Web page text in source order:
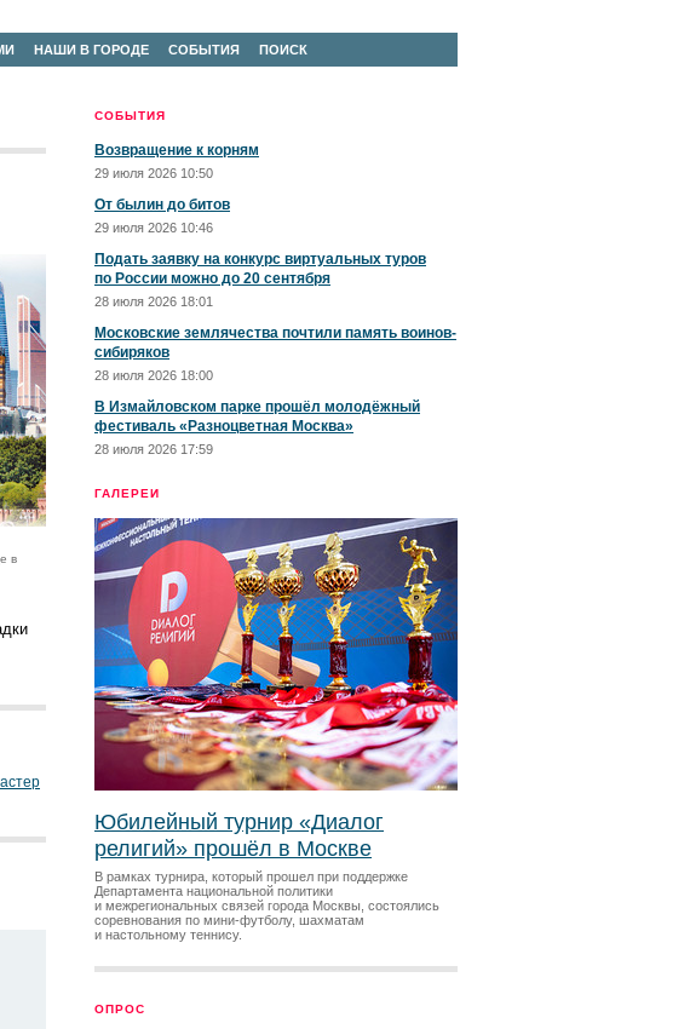
НАШИ В ГОРОДЕ СОБЫТИЯ ПОИСК
СОБЫТИЯ
Возвращение к корням
29 июля 2026 10:50
От былин до битов
29 июля 2026 10:46
Подать заявку на конкурс виртуальных туров
по России можно до 20 сентября
28 июля 2026 18:01
Московские землячества почтили память воинов-
сибиряков
28 июля 2026 18:00
В Измайловском парке прошёл молодёжный
фестиваль «Разноцветная Москва»
28 июля 2026 17:59
ГАЛЕРЕИ
Юбилейный турнир «Диалог
религий» прошёл в Москве
В рамках турнира, который прошел при поддержке
Департамента национальной политики
и межрегиональных связей города Москвы, состоялись
соревнования по мини-футболу, шахматам
и настольному теннису.
ОПРОС
в